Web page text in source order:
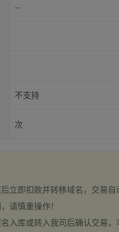
--
不支持
次
立即扣款并转移域名，交易
请慎重操作！
入库或转入我司后确认交易